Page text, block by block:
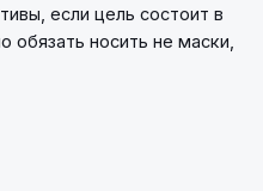
если цель состоит в
обязать носить не маски,